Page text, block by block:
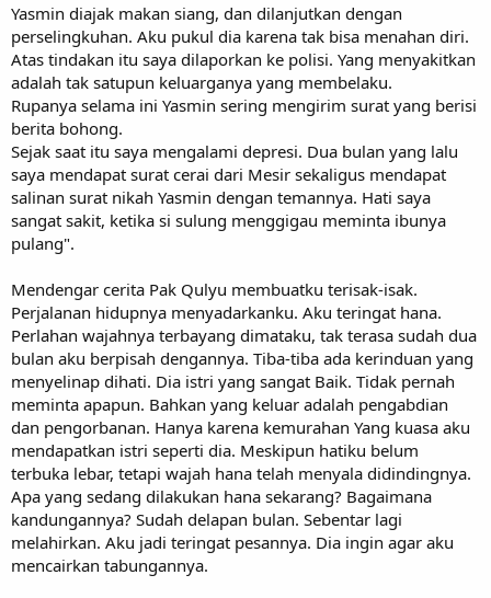
Yasmin diajak makan siang, dan dilanjutkan dengan
perselingkuhan. Aku pukul dia karena tak bisa menahan diri.
Atas tindakan itu saya dilaporkan ke polisi. Yang menyakitkan
adalah tak satupun keluarganya yang membelaku.
Rupanya selama ini Yasmin sering mengirim surat yang berisi
berita bohong.
Sejak saat itu saya mengalami depresi. Dua bulan yang lalu
saya mendapat surat cerai dari Mesir sekaligus mendapat
salinan surat nikah Yasmin dengan temannya. Hati saya
sangat sakit, ketika si sulung menggigau meminta ibunya
pulang".
Mendengar cerita Pak Qulyu membuatku terisak-isak.
Perjalanan hidupnya menyadarkanku. Aku teringat hana.
Perlahan wajahnya terbayang dimataku, tak terasa sudah dua
bulan aku berpisah dengannya. Tiba-tiba ada kerinduan yang
menyelinap dihati. Dia istri yang sangat Baik. Tidak pernah
meminta apapun. Bahkan yang keluar adalah pengabdian
dan pengorbanan. Hanya karena kemurahan Yang kuasa aku
mendapatkan istri seperti dia. Meskipun hatiku belum
terbuka lebar, tetapi wajah hana telah menyala didindingnya.
Apa yang sedang dilakukan hana sekarang? Bagaimana
kandungannya? Sudah delapan bulan. Sebentar lagi
melahirkan. Aku jadi teringat pesannya. Dia ingin agar aku
mencairkan tabungannya.